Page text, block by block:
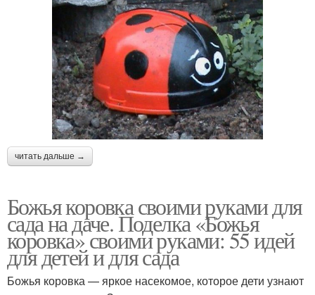
читать дальше →
Божья коровка своими руками для
сада на даче. Поделка «Божья
коровка» своими руками: 55 идей
для детей и для сада
Божья коровка — яркое насекомое, которое дети узнают